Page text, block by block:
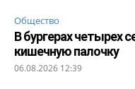
Общество
В бургерах четырех
кишечную палочку
06.08.2026 12:39